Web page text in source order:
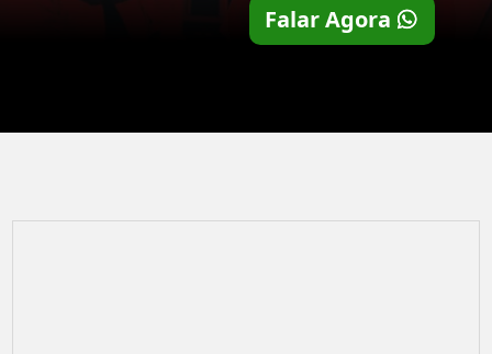
Falar Agora